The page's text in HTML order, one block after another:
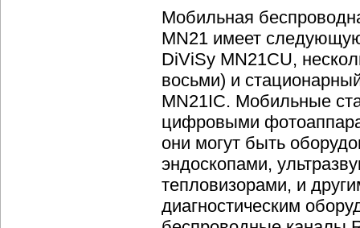
Мобильная
MN21 имеет
DiViSy MN21CU,
восьми) и
MN21IC. Мобильные
цифровыми
они могут быть
эндоскопами,
тепловизорами, и
диагностическим